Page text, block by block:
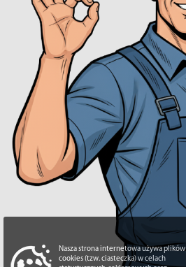
Nasza strona internetowa używa plików
cookies (tzw. ciasteczka) w celach